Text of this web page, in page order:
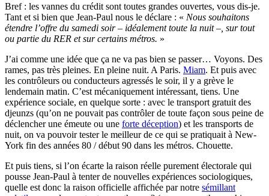
Bref : les vannes du crédit sont toutes grandes ouvertes, vous dis-je.
Tant et si bien que Jean-Paul nous le déclare : « Nous souhaitons
étendre l’offre du samedi soir – idéalement toute la nuit –, sur tout
ou partie du RER et sur certains métros. »
J’ai comme une idée que ça ne va pas bien se passer… Voyons. Des
rames, pas très pleines. En pleine nuit. A Paris. Miam. Et puis avec
les contrôleurs ou conducteurs agressés le soir, il y a grève le
lendemain matin. C’est mécaniquement intéressant, tiens. Une
expérience sociale, en quelque sorte : avec le transport gratuit des
djeunzs (qu’on ne pouvait pas contrôler de toute façon sous peine de
déclencher une émeute ou une forte déception) et les transports de
nuit, on va pouvoir tester le meilleur de ce qui se pratiquait à New-
York fin des années 80 / début 90 dans les métros. Chouette.
Et puis tiens, si l’on écarte la raison réelle purement électorale qui
pousse Jean-Paul à tenter de nouvelles expériences sociologiques,
quelle est donc la raison officielle affichée par notre sémillant